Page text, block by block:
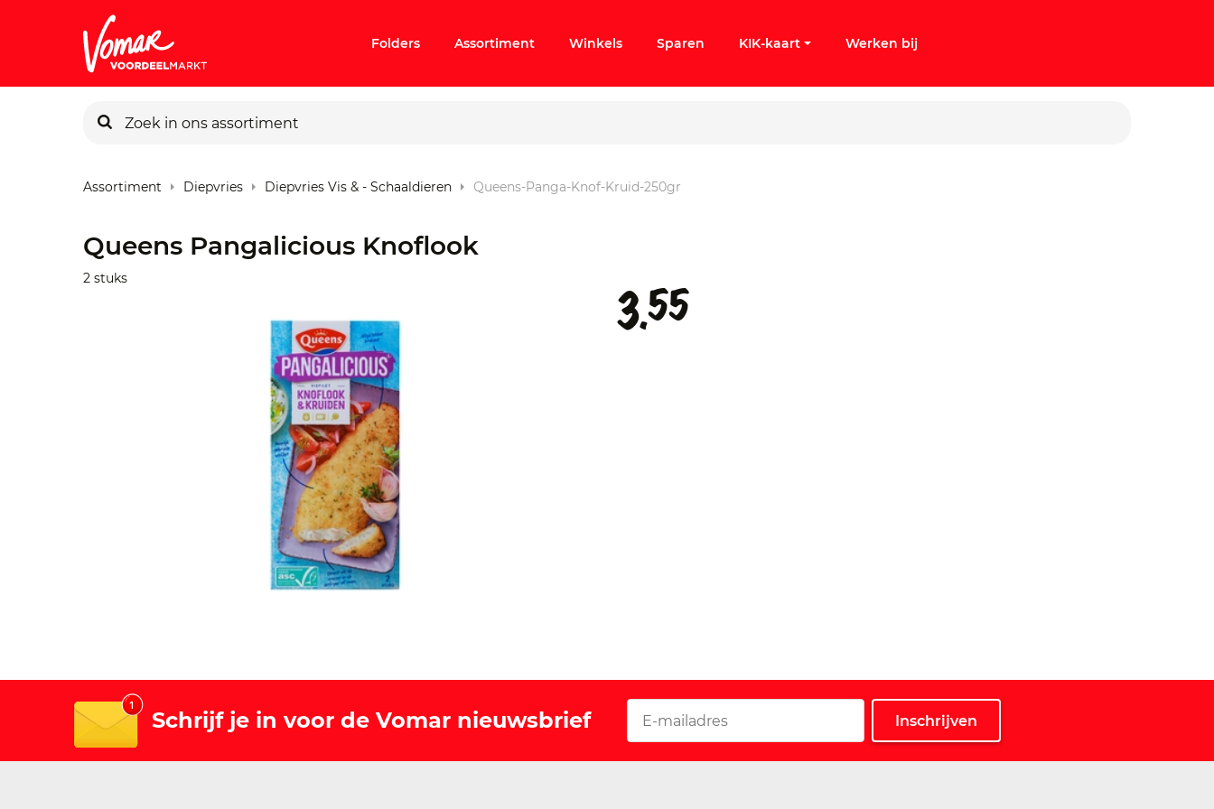
Pincode vergeten
Folders Assortiment Winkels Sparen KIK-kaart Werken bij
Assortiment Diepvries Diepvries Vis & - Schaaldieren Queens-Panga-Knof-Kruid-250gr
Queens Pangalicious Knoflook
2 stuks
3.55
Schrijf je in voor de Vomar nieuwsbrief